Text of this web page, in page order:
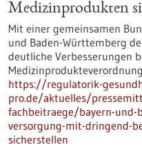
Medizinprodukten
Mit einer gemeinsamen
und Baden-Württemberg
deutliche Verbesserungen
https://regulatorik-
pro.de/aktuelles/
fachbeitraege/bayern-und-
versorgung-mit-dringend-
sicherstellen